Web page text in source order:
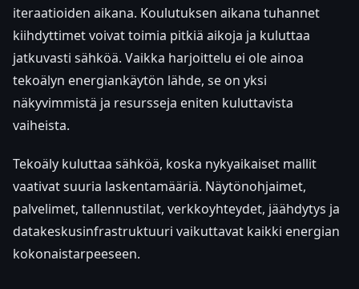
iteraatioiden aikana. Koulutuksen aikana tuhannet
kiihdyttimet voivat toimia pitkiä aikoja ja kuluttaa
jatkuvasti sähköä. Vaikka harjoittelu ei ole ainoa
tekoälyn energiankäytön lähde, se on yksi
näkyvimmistä ja resursseja eniten kuluttavista
vaiheista.
Tekoäly kuluttaa sähköä, koska nykyaikaiset mallit
vaativat suuria laskentamääriä. Näytönohjaimet,
palvelimet, tallennustilat, verkkoyhteydet, jäähdytys ja
datakeskusinfrastruktuuri vaikuttavat kaikki energian
kokonaistarpeeseen.